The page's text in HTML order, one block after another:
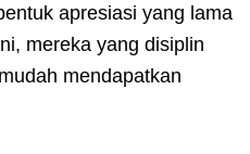
apresiasi yang lama
mereka yang disiplin
mendapatkan